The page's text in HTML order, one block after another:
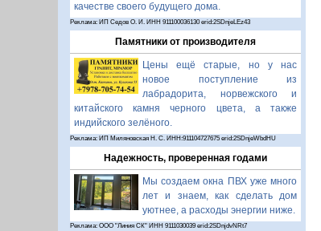
качестве своего будущего дома.
Реклама: ИП Седов О. И. ИНН 911100036130 erid:2SDnjeLEz43
Памятники от производителя
Цены ещё старые, но у нас
новое поступление из
лабрадорита, норвежского и
китайского камня черного цвета, а также
индийского зелёного.
Реклама: ИП Миляновская Н. С. ИНН:911104727675 erid:2SDnjeWbdHU
Надежность, проверенная годами
Мы создаем окна ПВХ уже много
лет и знаем, как сделать дом
уютнее, а расходы энергии ниже.
Реклама: ООО "Линия СК" ИНН 9111030039 erid:2SDnjdvNRt7